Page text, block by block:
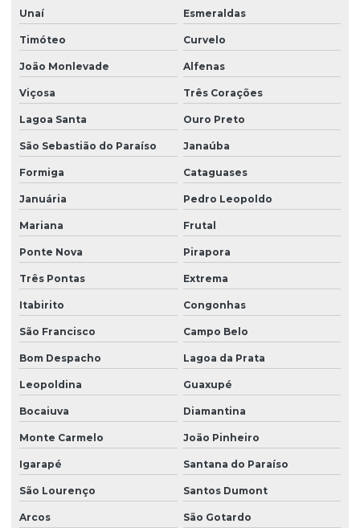
Unaí Esmeraldas
Timóteo Curvelo
João Monlevade Alfenas
Viçosa Três Corações
Lagoa Santa Ouro Preto
São Sebastião do Paraíso Janaúba
Formiga Cataguases
Januária Pedro Leopoldo
Mariana Frutal
Ponte Nova Pirapora
Três Pontas Extrema
Itabirito Congonhas
São Francisco Campo Belo
Bom Despacho Lagoa da Prata
Leopoldina Guaxupé
Bocaiuva Diamantina
Monte Carmelo João Pinheiro
Igarapé Santana do Paraíso
São Lourenço Santos Dumont
Arcos São Gotardo